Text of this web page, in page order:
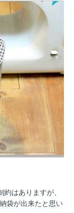
はありますが、
袋が出来たと思い